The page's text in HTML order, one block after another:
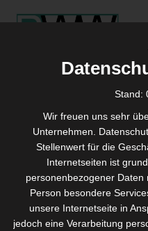
Agil in die Digitale
richtigen
Stand:
Wir freuen uns sehr
Unternehmen.
Stellenwert für die
Internetseiten ist
personenbezogener
Person besondere
unsere Internetseite in
jedoch eine Verarbeitung